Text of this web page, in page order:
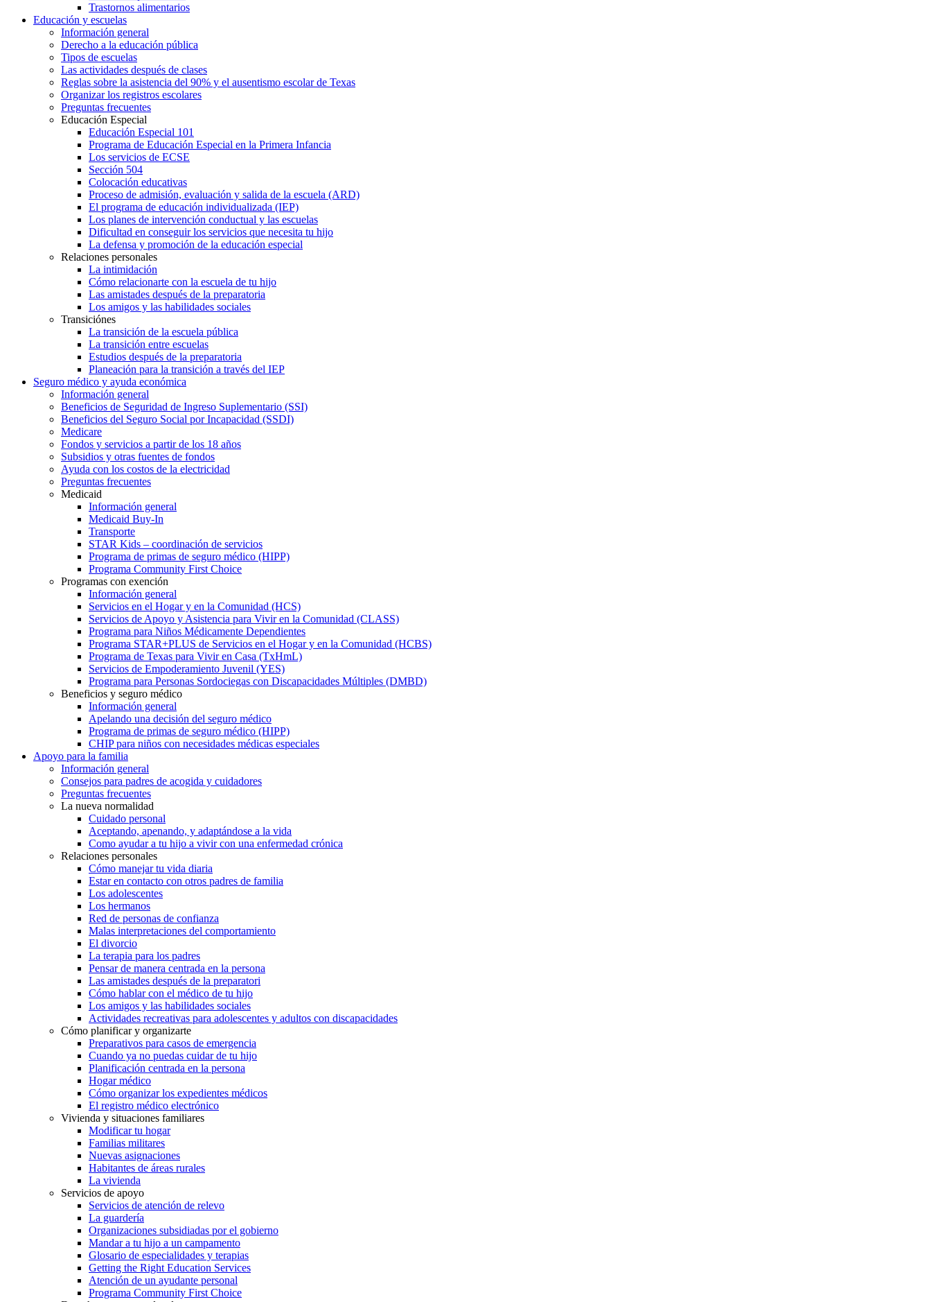
Trastornos alimentarios
Educación y escuelas
Información general
Derecho a la educación pública
Tipos de escuelas
Las actividades después de clases
Reglas sobre la asistencia del 90% y el ausentismo escolar de Texas
Organizar los registros escolares
Preguntas frecuentes
Educación Especial
Educación Especial 101
Programa de Educación Especial en la Primera Infancia
Los servicios de ECSE
Sección 504
Colocación educativas
Proceso de admisión, evaluación y salida de la escuela (ARD)
El programa de educación individualizada (IEP)
Los planes de intervención conductual y las escuelas
Dificultad en conseguir los servicios que necesita tu hijo
La defensa y promoción de la educación especial
Relaciones personales
La intimidación
Cómo relacionarte con la escuela de tu hijo
Las amistades después de la preparatoria
Los amigos y las habilidades sociales
Transiciónes
La transición de la escuela pública
La transición entre escuelas
Estudios después de la preparatoria
Planeación para la transición a través del IEP
Seguro médico y ayuda económica
Información general
Beneficios de Seguridad de Ingreso Suplementario (SSI)
Beneficios del Seguro Social por Incapacidad (SSDI)
Medicare
Fondos y servicios a partir de los 18 años
Subsidios y otras fuentes de fondos
Ayuda con los costos de la electricidad
Preguntas frecuentes
Medicaid
Información general
Medicaid Buy-In
Transporte
STAR Kids – coordinación de servicios
Programa de primas de seguro médico (HIPP)
Programa Community First Choice
Programas con exención
Información general
Servicios en el Hogar y en la Comunidad (HCS)
Servicios de Apoyo y Asistencia para Vivir en la Comunidad (CLASS)
Programa para Niños Médicamente Dependientes
Programa STAR+PLUS de Servicios en el Hogar y en la Comunidad (HCBS)
Programa de Texas para Vivir en Casa (TxHmL)
Servicios de Empoderamiento Juvenil (YES)
Programa para Personas Sordociegas con Discapacidades Múltiples (DMBD)
Beneficios y seguro médico
Información general
Apelando una decisión del seguro médico
Programa de primas de seguro médico (HIPP)
CHIP para niños con necesidades médicas especiales
Apoyo para la familia
Información general
Consejos para padres de acogida y cuidadores
Preguntas frecuentes
La nueva normalidad
Cuidado personal
Aceptando, apenando, y adaptándose a la vida
Como ayudar a tu hijo a vivir con una enfermedad crónica
Relaciones personales
Cómo manejar tu vida diaria
Estar en contacto con otros padres de familia
Los adolescentes
Los hermanos
Red de personas de confianza
Malas interpretaciones del comportamiento
El divorcio
La terapia para los padres
Pensar de manera centrada en la persona
Las amistades después de la preparatori
Cómo hablar con el médico de tu hijo
Los amigos y las habilidades sociales
Actividades recreativas para adolescentes y adultos con discapacidades
Cómo planificar y organizarte
Preparativos para casos de emergencia
Cuando ya no puedas cuidar de tu hijo
Planificación centrada en la persona
Hogar médico
Cómo organizar los expedientes médicos
El registro médico electrónico
Vivienda y situaciones familiares
Modificar tu hogar
Familias militares
Nuevas asignaciones
Habitantes de áreas rurales
La vivienda
Servicios de apoyo
Servicios de atención de relevo
La guardería
Organizaciones subsidiadas por el gobierno
Mandar a tu hijo a un campamento
Glosario de especialidades y terapias
Getting the Right Education Services
Atención de un ayudante personal
Programa Community First Choice